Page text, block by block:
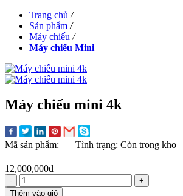
Trang chủ /
Sản phẩm /
Máy chiếu /
Máy chiếu Mini
Máy chiếu mini 4k
Mã sản phẩm: | Tình trạng: Còn trong kho
12,000,000đ
-
+
Thêm vào giỏ